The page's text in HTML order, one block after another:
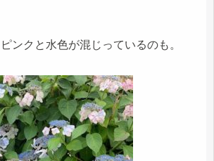
ンクと水色が混じっているのも。